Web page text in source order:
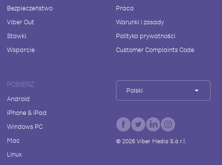
Bezpieczeństwo
Viber Out
Stawki
Wsparcie
Praca
Warunki i zasady
Polityka prywatności
Customer Complaints Code
POBIERZ
Android
iPhone & iPad
Windows PC
Mac
Linux
Polski
© 2026Viber Media S.à r.l.